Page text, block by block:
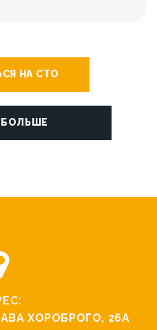
НА СТО
БОЛЬШЕ
ХОРОБРОГО, 26А